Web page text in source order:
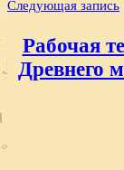
Следующая запись
Рабочая
Древнего